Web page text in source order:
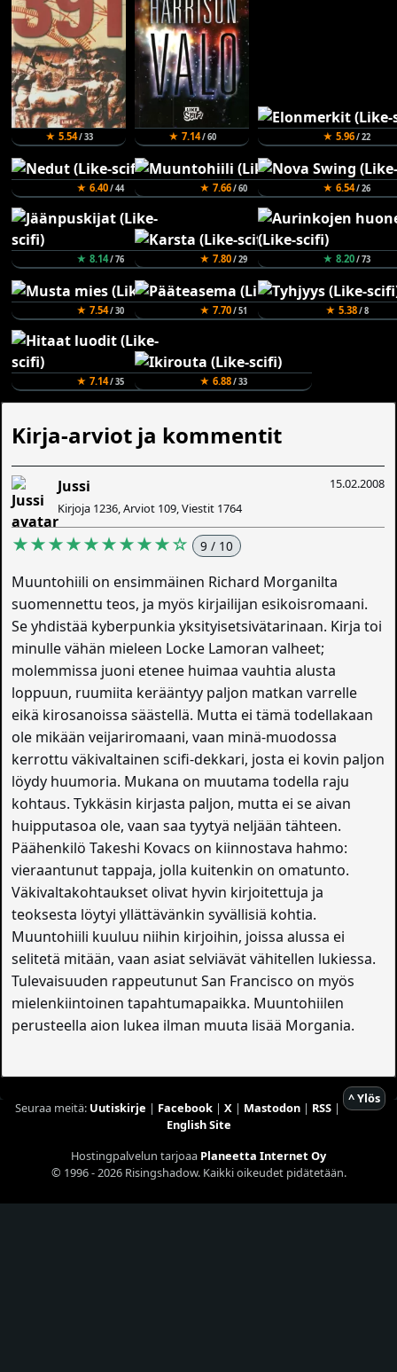
★ 5.54/ 33 ★ 7.14/ 60 ★ 5.96/ 22
★ 6.40/ 44 ★ 7.66/ 60 ★ 6.54/ 26
★ 8.14/ 76 ★ 7.80/ 29 ★ 8.20/ 73
★ 7.54/ 30 ★ 7.70/ 51 ★ 5.38/ 8
★ 7.14/ 35 ★ 6.88/ 33
Kirja-arviot ja kommentit
15.02.2008
Jussi
Kirjoja 1236, Arviot 109, Viestit 1764
★★★★★★★★★☆ 9 / 10
Muuntohiili on ensimmäinen Richard Morganilta
suomennettu teos, ja myös kirjailijan esikoisromaani.
Se yhdistää kyberpunkia yksityisetsivätarinaan. Kirja toi
minulle vähän mieleen Locke Lamoran valheet;
molemmissa juoni etenee huimaa vauhtia alusta
loppuun, ruumiita kerääntyy paljon matkan varrelle
eikä kirosanoissa säästellä. Mutta ei tämä todellakaan
ole mikään veijariromaani, vaan minä-muodossa
kerrottu väkivaltainen scifi-dekkari, josta ei kovin paljon
löydy huumoria. Mukana on muutama todella raju
kohtaus. Tykkäsin kirjasta paljon, mutta ei se aivan
huipputasoa ole, vaan saa tyytyä neljään tähteen.
Päähenkilö Takeshi Kovacs on kiinnostava hahmo:
vieraantunut tappaja, jolla kuitenkin on omatunto.
Väkivaltakohtaukset olivat hyvin kirjoitettuja ja
teoksesta löytyi yllättävänkin syvällisiä kohtia.
Muuntohiili kuuluu niihin kirjoihin, joissa alussa ei
selitetä mitään, vaan asiat selviävät vähitellen lukiessa.
Tulevaisuuden rappeutunut San Francisco on myös
mielenkiintoinen tapahtumapaikka. Muuntohiilen
perusteella aion lukea ilman muuta lisää Morgania.
^ Ylös
Seuraa meitä: Uutiskirje | Facebook| X| Mastodon| RSS|
English Site
Hostingpalvelun tarjoaa Planeetta Internet Oy
© 1996 - 2026 Risingshadow. Kaikki oikeudet pidätetään.